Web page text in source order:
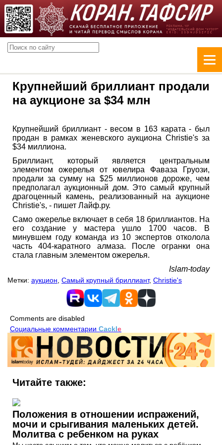
Крупнейший бриллиант продали
на аукционе за $34 млн
Крупнейший бриллиант - весом в 163 карата - был
продан в рамках женевского аукциона Christie's за
$34 миллиона.
Бриллиант, который является центральным
элементом ожерелья от ювелира Фаваза Груози,
продали за сумму на $25 миллионов дороже, чем
предполагал аукционный дом. Это самый крупный
драгоценный камень, реализованный на аукционе
Christie's, - пишет Лайф.ру.
Само ожерелье включает в себя 18 бриллиантов. На
его создание у мастера ушло 1700 часов. В
минувшем году команда из 10 экспертов отколола
часть 404-каратного алмаза. После огранки она
стала главным элементом ожерелья.
Islam-today
Метки: аукцион Самый крупный бриллиант, Christie's
Comments are disabled
Социальные комментарии Cackle
Читайте также:
Положения в отношении испражений,
мочи и срыгивания маленьких детей.
Молитва с ребенком на руках